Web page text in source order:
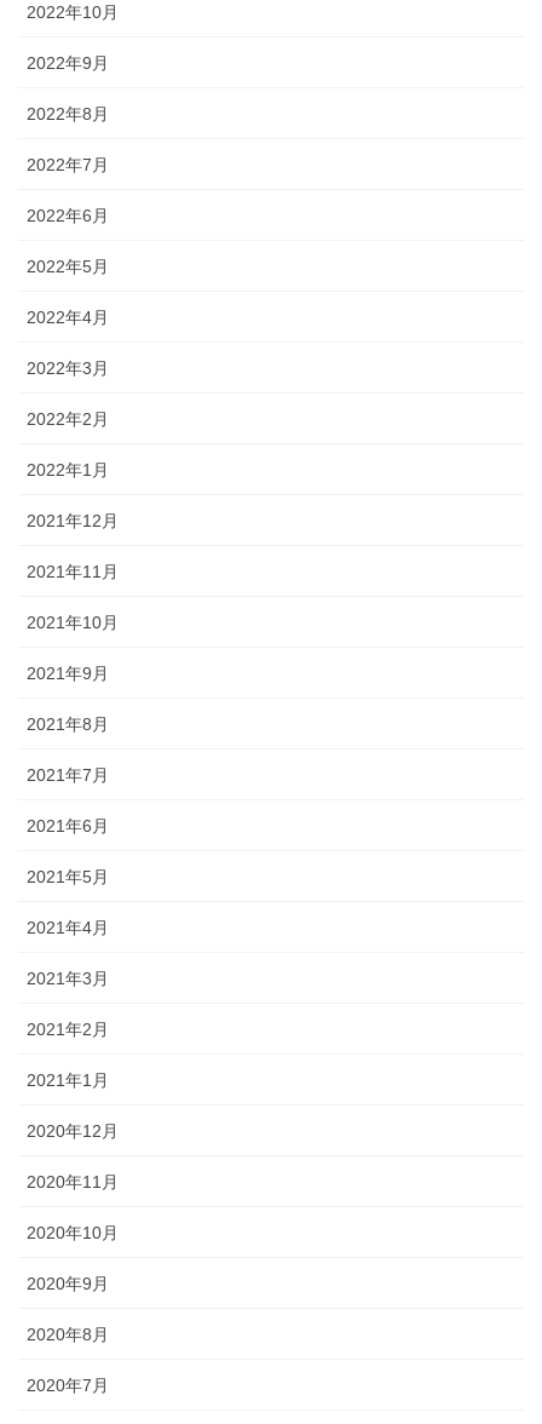
2022年10月
2022年9月
2022年8月
2022年7月
2022年6月
2022年5月
2022年4月
2022年3月
2022年2月
2022年1月
2021年12月
2021年11月
2021年10月
2021年9月
2021年8月
2021年7月
2021年6月
2021年5月
2021年4月
2021年3月
2021年2月
2021年1月
2020年12月
2020年11月
2020年10月
2020年9月
2020年8月
2020年7月